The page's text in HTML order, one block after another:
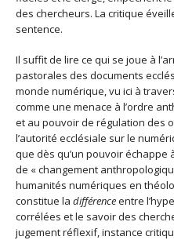
des chercheurs. La critique
sentence.
Il suffit de lire ce qui se joue à
pastorales des documents
monde numérique, vu ici à
comme une menace à l’ordre
et au pouvoir de régulation des
l’autorité ecclésiale sur le
que dès qu’un pouvoir échappe
de « changement
humanités numériques en
constitue la différenceentre
corrélées et le savoir des
jugement réflexif, instance